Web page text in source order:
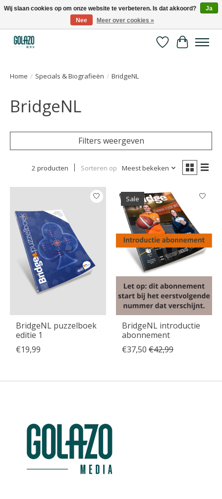
Kennispartner in sport, bewegen en gezondheid
Verlanglijst
Home / Specials & Biografieën / BridgeNL
BridgeNL
Filters weergeven
2 producten Sorteren op Meest bekeken
BridgeNL puzzelboek
editie 1
€19,99
Sale
BridgeNL introductie
abonnement
€37,50 €42,99
Wij slaan cookies op om onze website te verbeteren. Is dat akkoord?
Ja
Nee
Meer over cookies »